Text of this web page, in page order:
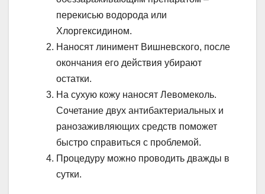
перекисью водорода или
Хлоргексидином.
Наносят линимент Вишневского, после
окончания его действия убирают
остатки.
На сухую кожу наносят Левомеколь.
Сочетание двух антибактериальных и
ранозаживляющих средств поможет
быстро справиться с проблемой.
Процедуру можно проводить дважды в
сутки.